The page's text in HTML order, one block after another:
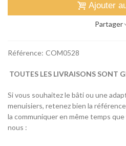
Ajouter
Partager
Référence: COM0528
TOUTES LES LIVRAISONS SONT
Si vous souhaitez le bâti ou une
menuisiers, retenez bien la
la communiquer en même temps
nous :